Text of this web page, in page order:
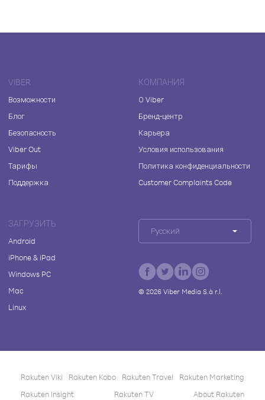
VIBER
Возможности
Блог
Безопасность
Viber Out
Тарифы
Поддержка
КОМПАНИЯ
О Viber
Бренд-центр
Карьера
Условия использования
Политика конфиденциальности
Customer Complaints Code
ЗАГРУЗИТЬ
Android
iPhone & iPad
Windows PC
Mac
Linux
Русский
© 2026Viber Media S.à r.l.
Rakuten Viki Rakuten Kobo Rakuten Travel
Rakuten Marketing
Rakuten Insight
Rakuten TV About Rakuten